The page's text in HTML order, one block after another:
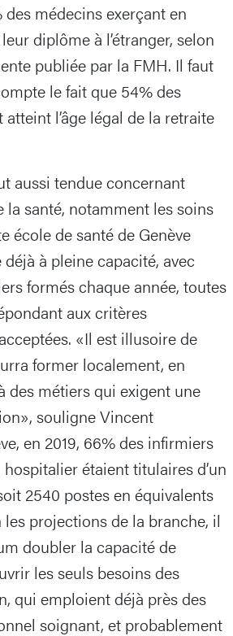
médecins exerçant en
diplôme à l’étranger, selon
publiée par la FMH. Il faut
le fait que 54% des
l’âge légal de la retraite
aussi tendue concernant
la santé, notamment les soins
école de santé de Genève
à pleine capacité, avec
formés chaque année, toutes
aux critères
«Il est illusoire de
former localement, en
des métiers qui exigent une
souligne Vincent
en 2019, 66% des infirmiers
étaient titulaires d’un
2540 postes en équivalents
projections de la branche, il
doubler la capacité de
les seuls besoins des
qui emploient déjà près des
soignant, et probablement